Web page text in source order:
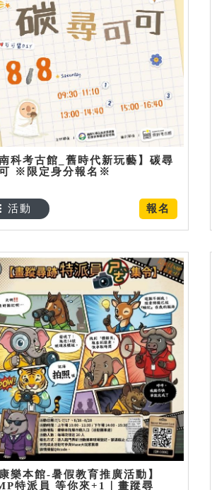
南科考古館_舊時代新玩藝】碳尋
※限定身分報名※
報名
活動
康樂本館-暑假教育推廣活動】
特派員 等你來+1｜畫蹤尋